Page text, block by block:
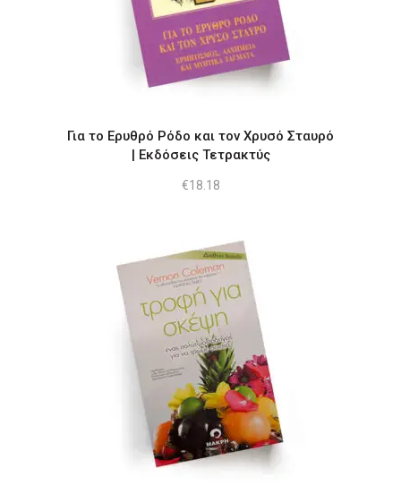
Για το Ερυθρό Ρόδο και τον Χρυσό Σταυρό
| Εκδόσεις Τετρακτύς
€18.18